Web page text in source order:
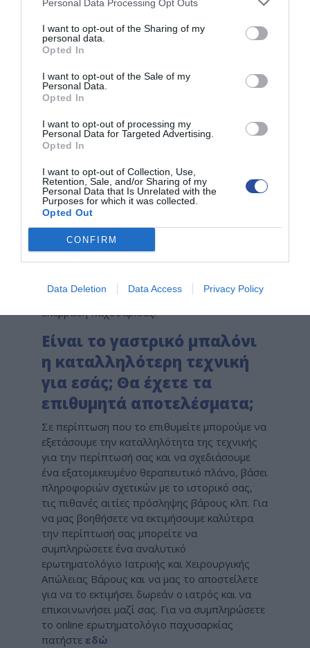
Personal Data Processing Opt Outs
I want to opt-out of the Sharing of my
personal data.
Opted In
I want to opt-out of the Sale of my
Personal Data.
Opted In
I want to opt-out of processing my
Personal Data for Targeted Advertising.
Opted In
I want to opt-out of Collection, Use,
Retention, Sale, and/or Sharing of my
Personal Data that Is Unrelated with the
Purposes for which it was collected.
Opted Out
CONFIRM
Data Deletion Data Access Privacy Policy
αφαίρεση του γαστρικού μπαλονιού.
Ανάρρωση και
αποτελεσματικότητα
Με την τοποθέτηση ενδογαστρικού
μπαλονιού επιτυγχάνουμε απώλεια βάρους
φτάσει στο διπλάσιο με σωστή διαιτολογική
παρακολούθηση. Το μπαλόνι αφαιρείται μετά
γαστροσκόπησης. Σημαντική για τη
μακροχρόνια διατήρηση της απώλειας βάρους,
είναι η διαιτολογική παρακολούθηση ως και 2
χρόνια μετά την αφαίρεση του μπαλονιού,
καθώς μελέτες δείχνουν πιθανή
επαναπρόσληψη βάρους μετά την αφαίρεσή
του. Η ιδανική εφαρμογή του ενδοσκοπικού
ενδογαστρικού δακτυλίου είναι η προσωρινή
τοποθέτηση, ως προετοιμασία για χειρουργική
επέμβαση παχυσαρκίας.
Είναι το γαστρικό μπαλόνι
η καταλληλότερη τεχνική
για εσάς; Θα έχετε τα
επιθυμητά αποτελέσματα;
Σε περίπτωση που το επιθυμείτε μπορούμε να
εξετάσουμε την καταλληλότητα της τεχνικής
για την περίπτωσή σας και να σχεδιάσουμε
ένα εξατομικευμένο θεραπευτικό πλάνο, βάσει
πληροφοριών σχετικών με το ιστορικό σας,
τις πιθανές αιτίες πρόσληψης βάρους κλπ. Για
να μας βοηθήσετε να εκτιμήσουμε καλύτερα
την περίπτωσή σας μπορείτε να
συμπληρώσετε ένα αναλυτικό
ερωτηματολόγιο Ιατρικής και Χειρουργικής
Απώλειας Βάρους και να μας το αποστείλετε
για να το εκτιμήσει δωρεάν ο ιατρός και να
επικοινωνήσει μαζί σας. Για να συμπληρώσετε
το online ερωτηματολόγιο παχυσαρκίας
πατήστε εδώ